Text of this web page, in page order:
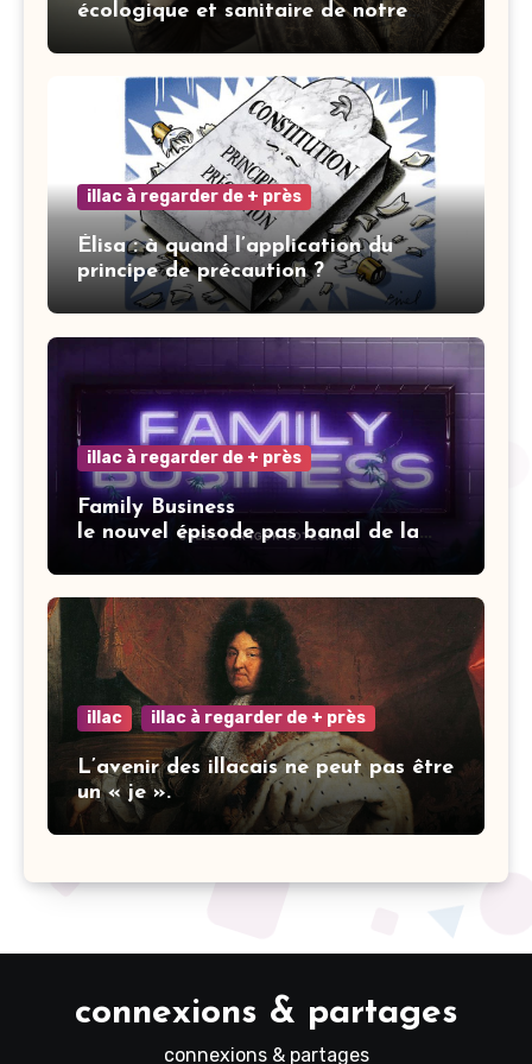
écologique et sanitaire de notre
ville » : les mots ne font pas la vertu
illac à regarder de + près
Élisa : à quand l’application du
principe de précaution ?
illac à regarder de + près
Family Business
le nouvel épisode pas banal de la
illac illac à regarder de + près
L’avenir des illacais ne peut pas être
un « je ».
connexions & partages
connexions & partages